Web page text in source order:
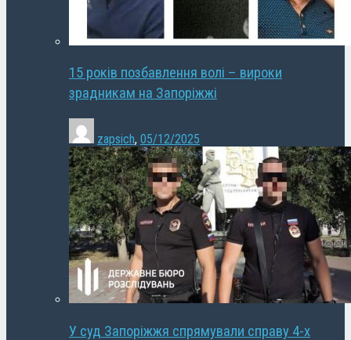
15 років позбавлення волі – вироки
зрадникам на Запоріжжі
zapsich, 05/12/2025
У суд Запоріжжя спрямували справу 4-х